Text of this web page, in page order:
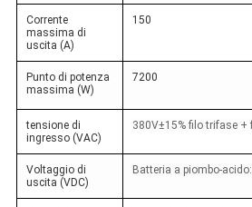
Corrente
massima di
uscita (A)
150
Punto di potenza
massima (W)
7200
tensione di
ingresso (VAC)
380V±15% filo trifase +
Voltaggio di
uscita (VDC)
Batteria a piombo-